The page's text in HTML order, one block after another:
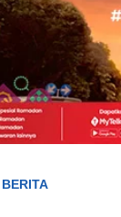
BERITA